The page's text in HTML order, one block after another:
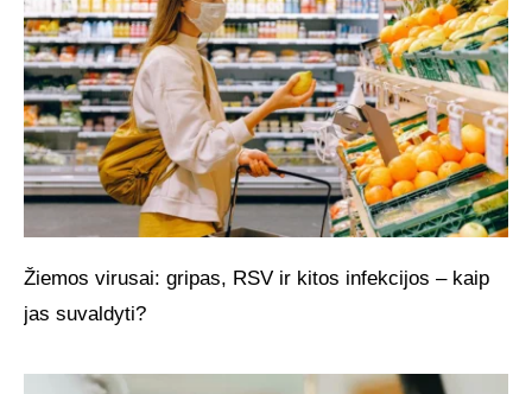
Žiemos virusai: gripas, RSV ir kitos infekcijos – kaip
jas suvaldyti?